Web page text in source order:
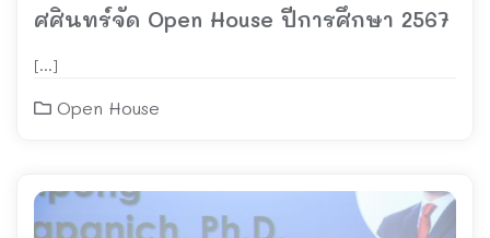
ศศินทร์จัด Open House ปีการศึกษา 2567
[…]
Open House